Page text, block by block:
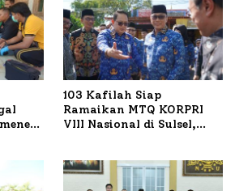
103 Kafilah Siap
Ramaikan MTQ KORPRI
VIII Nasional di Sulsel,